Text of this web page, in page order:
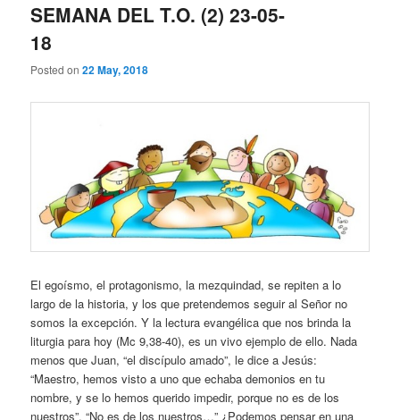
SEMANA DEL T.O. (2) 23-05-
18
Posted on22 May, 2018
El egoísmo, el protagonismo, la mezquindad, se repiten a lo
largo de la historia, y los que pretendemos seguir al Señor no
somos la excepción. Y la lectura evangélica que nos brinda la
liturgia para hoy (Mc 9,38-40), es un vivo ejemplo de ello. Nada
menos que Juan, “el discípulo amado”, le dice a Jesús:
“Maestro, hemos visto a uno que echaba demonios en tu
nombre, y se lo hemos querido impedir, porque no es de los
nuestros”. “No es de los nuestros…” ¿Podemos pensar en una